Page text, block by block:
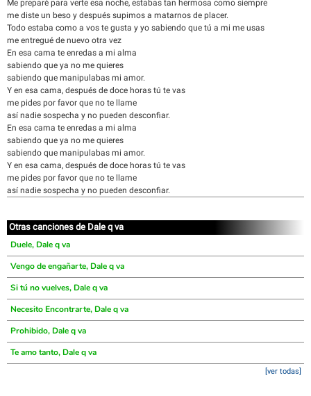
Me preparé para verte esa noche, estabas tan hermosa como siempre
me diste un beso y después supimos a matarnos de placer.
Todo estaba como a vos te gusta y yo sabiendo que tú a mi me usas
me entregué de nuevo otra vez
En esa cama te enredas a mi alma
sabiendo que ya no me quieres
sabiendo que manipulabas mi amor.
Y en esa cama, después de doce horas tú te vas
me pides por favor que no te llame
así nadie sospecha y no pueden desconfiar.
En esa cama te enredas a mi alma
sabiendo que ya no me quieres
sabiendo que manipulabas mi amor.
Y en esa cama, después de doce horas tú te vas
me pides por favor que no te llame
así nadie sospecha y no pueden desconfiar.
Otras canciones de Dale q va
Duele, Dale q va
Vengo de engañarte, Dale q va
Si tú no vuelves, Dale q va
Necesito Encontrarte, Dale q va
Prohibido, Dale q va
Te amo tanto, Dale q va
[ver todas]